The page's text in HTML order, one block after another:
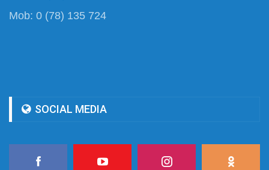
Mob: 0 (78) 135 724
SOCIAL MEDIA